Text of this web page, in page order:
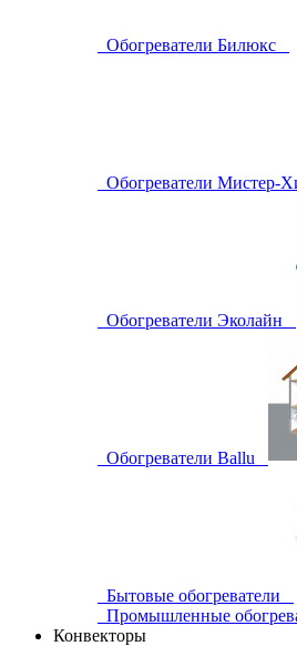
Обогреватели Билюкс
Обогреватели Мистер-
Обогреватели Эколайн
Обогреватели Ballu
Бытовые обогреватели
Промышленные
Конвекторы